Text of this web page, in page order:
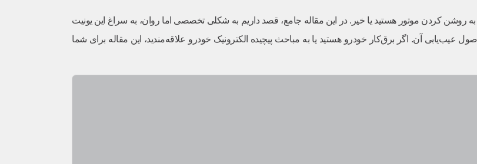
کردن موتور هستید یا خیر. در این مقاله جامع، قصد داریم به شکلی تخصصی اما روان، به سراغ این یونیت
عیب‌یابی آن. اگر برق‌کار خودرو هستید یا به مباحث پیچیده الکترونیک خودرو علاقه‌مندید، این مقاله برای شما